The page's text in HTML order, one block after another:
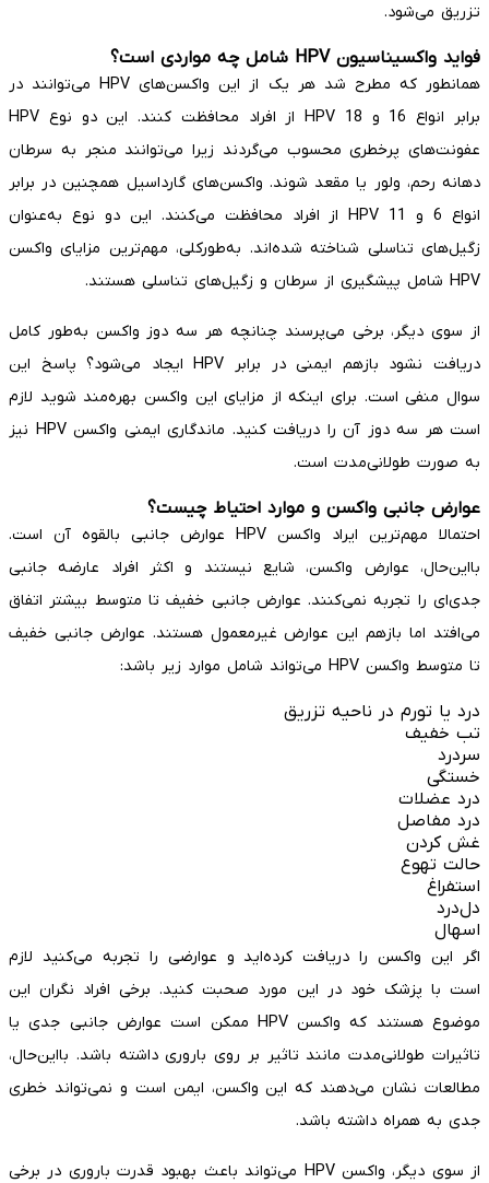
تزریق می‌شود.
فواید واکسیناسیون HPV شامل چه مواردی است؟
همانطور که مطرح شد هر یک از این واکسن‌های HPV می‌توانند در
برابر انواع 16 و 18 HPV از افراد محافظت کنند. این دو نوع HPV
عفونت‌های پرخطری محسوب می‌گردند زیرا می‌توانند منجر به سرطان
دهانه رحم، ولور یا مقعد شوند. واکسن‌های گارداسیل همچنین در برابر
انواع 6 و 11 HPV از افراد محافظت می‌کنند. این دو نوع به‌عنوان
زگیل‌های تناسلی شناخته شده‌اند. به‌طورکلی، مهم‌ترین مزایای واکسن
HPV شامل پیشگیری از سرطان و زگیل‌های تناسلی هستند.
از سوی دیگر، برخی می‌پرسند چنانچه هر سه دوز واکسن به‌طور کامل
دریافت نشود بازهم ایمنی در برابر HPV ایجاد می‌شود؟ پاسخ این
سوال منفی است. برای اینکه از مزایای این واکسن بهره‌مند شوید لازم
است هر سه دوز آن را دریافت کنید. ماندگاری ایمنی واکسن HPV نیز
به صورت طولانی‌مدت است.
عوارض جانبی واکسن و موارد احتیاط چیست؟
احتمالا مهم‌ترین ایراد واکسن HPV عوارض جانبی بالقوه آن است.
بااین‌حال، عوارض واکسن، شایع نیستند و اکثر افراد عارضه جانبی
جدی‌ای را تجربه نمی‌کنند. عوارض جانبی خفیف تا متوسط ​​بیشتر اتفاق
می‌افتد اما بازهم این عوارض غیرمعمول هستند. عوارض جانبی خفیف
تا متوسط ​​واکسن HPV می‌تواند شامل موارد زیر باشد:
درد یا تورم در ناحیه تزریق
تب خفیف
سردرد
خستگی
درد عضلات
درد مفاصل
غش کردن
حالت تهوع
استفراغ
دل‌درد
اسهال
اگر این واکسن را دریافت کرده‌اید و عوارضی را تجربه می‌کنید لازم
است با پزشک خود در این مورد صحبت کنید. برخی افراد نگران این
موضوع هستند که واکسن HPV ممکن است عوارض جانبی جدی یا
تاثیرات طولانی‌مدت مانند تاثیر بر روی باروری داشته باشد. بااین‌حال،
مطالعات نشان می‌دهند که این واکسن، ایمن است و نمی‌تواند خطری
جدی به همراه داشته باشد.
از سوی دیگر، واکسن HPV می‌تواند باعث بهبود قدرت باروری در برخی